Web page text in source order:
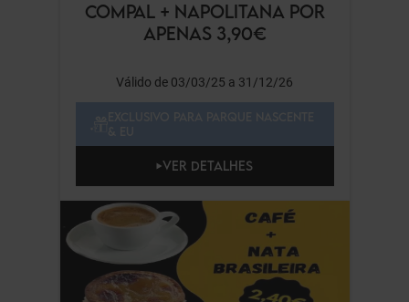
COMPAL + NAPOLITANA POR
APENAS 3,90€
Válido de 03/03/25 a 31/12/26
VER DETALHES